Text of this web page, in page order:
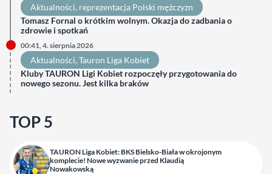
Aktualności, reprezentacja Polski mężczyzn
Tomasz Fornal o krótkim wolnym. Okazja do zadbania o
zdrowie i spotkań
00:41, 4. sierpnia 2026
Aktualności, Tauron Liga Kobiet
Kluby TAURON Ligi Kobiet rozpoczęły przygotowania do
nowego sezonu. Jest kilka braków
TOP 5
TAURON Liga Kobiet: BKS Bielsko-Biała w okrojonym
komplecie! Nowe wyzwanie przed Klaudią
Nowakowską